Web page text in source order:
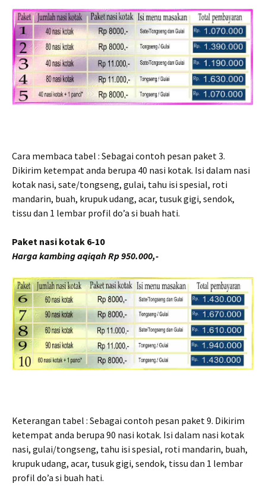
Cara membaca tabel : Sebagai contoh pesan paket 3.
Dikirim ketempat anda berupa 40 nasi kotak. Isi dalam nasi
kotak nasi, sate/tongseng, gulai, tahu isi spesial, roti
mandarin, buah, krupuk udang, acar, tusuk gigi, sendok,
tissu dan 1 lembar profil do’a si buah hati.
Paket nasi kotak 6-10
Harga kambing aqiqah Rp 950.000,-
Keterangan tabel : Sebagai contoh pesan paket 9. Dikirim
ketempat anda berupa 90 nasi kotak. Isi dalam nasi kotak
nasi, gulai/tongseng, tahu isi spesial, roti mandarin, buah,
krupuk udang, acar, tusuk gigi, sendok, tissu dan 1 lembar
profil do’a si buah hati.